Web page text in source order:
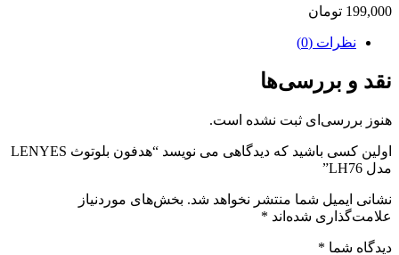
199,000 تومان
نظرات (0)
نقد و بررسی‌ها
هنوز بررسی‌ای ثبت نشده است.
اولین کسی باشید که دیدگاهی می نویسد “هدفون بلوتوث LENYES
مدل LH76”
نشانی ایمیل شما منتشر نخواهد شد. بخش‌های موردنیاز
علامت‌گذاری شده‌اند *
دیدگاه شما *